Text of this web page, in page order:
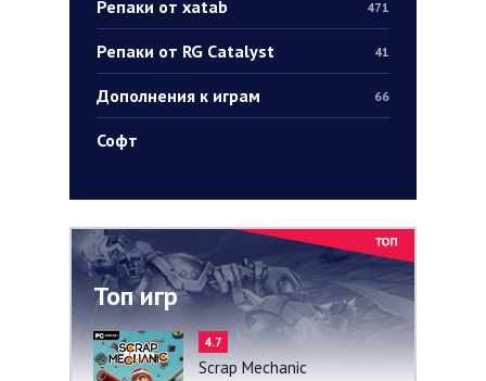
Репаки от xatab 471
Репаки от RG Catalyst 41
Дополнения к играм 66
Софт
Топ игр
4.7
Scrap Mechanic